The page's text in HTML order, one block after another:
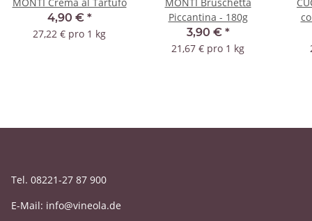
4,90 € *
27,22 € pro 1 kg
Piccantina - 180g
3,90 € *
21,67 € pro 1 kg
Tel. 08221-27 87 900
E-Mail: info@vineola.de